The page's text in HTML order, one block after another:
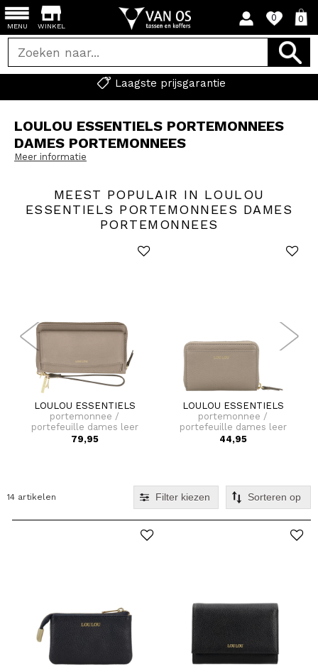
WINKEL
0 0
Laagste prijsgarantie
MENU
LOULOU ESSENTIELS PORTEMONNEES
DAMES PORTEMONNEES
Meer informatie
MEEST POPULAIR IN LOULOU
ESSENTIELS PORTEMONNEES DAMES
PORTEMONNEES
LOULOU ESSENTIELS
portemonnee /
portefeuille dames leer
slb
79,95
LOULOU ESSENTIELS
portemonnee /
portefeuille dames leer
petite emilie
44,95
14 artikelen Filter kiezen